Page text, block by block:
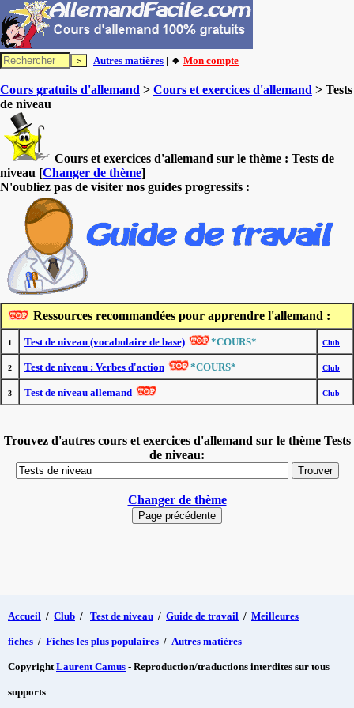
Autres matières | 🔸 Mon compte
Cours gratuits d'allemand > Cours et exercices d'allemand > Tests
de niveau
Cours et exercices d'allemand sur le thème : Tests de
niveau [Changer de thème]
N'oubliez pas de visiter nos guides progressifs :
Ressources recommandées pour apprendre l'allemand :
1 Test de niveau (vocabulaire de base) *COURS* Club
2 Test de niveau : Verbes d'action *COURS* Club
3 Test de niveau allemand Club
Trouvez d'autres cours et exercices d'allemand sur le thème Tests
de niveau:
Changer de thème
Accueil / Club / Test de niveau / Guide de travail / Meilleures
fiches / Fiches les plus populaires / Autres matières
CopyrightLaurent Camus - Reproduction/traductions interdites sur tous
supports